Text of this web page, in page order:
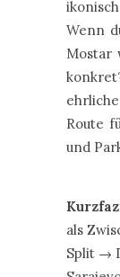
Wenn
Mostar
Route
und
als
Split →